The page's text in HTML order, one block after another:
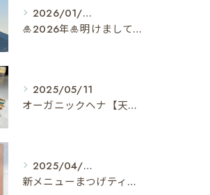
2026/01/04
🎍2026年🎍明けましておめでとうございます✨
2025/05/11
オーガニックヘナ【天然100%ヘナ】でヘアメンテナンス🌿【植物の力で最短40分で染まる】
2025/04/04
新メニューまつげティントって…⁇👀